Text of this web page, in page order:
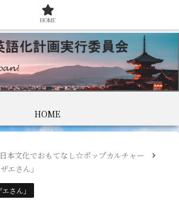
HOME
本文化でおもてなし☆ポップカルチャー
エさん」
さん」
HOME